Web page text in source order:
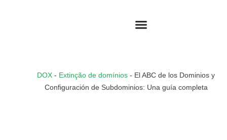
DOX - Extinção de domínios - El ABC de los Dominios y
Configuración de Subdominios: Una guía completa